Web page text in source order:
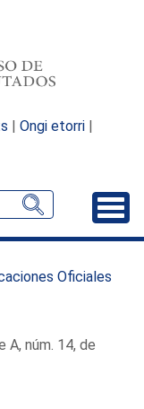
| Ongi etorri |
Oficiales
A, núm. 14, de